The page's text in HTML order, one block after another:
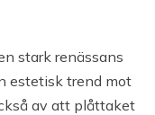
stark renässans
estetisk trend mot
av att plåttaket